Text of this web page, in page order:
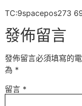
TC:9spacepos273
發佈留言
發佈留言必須填寫的
為 *
留言 *